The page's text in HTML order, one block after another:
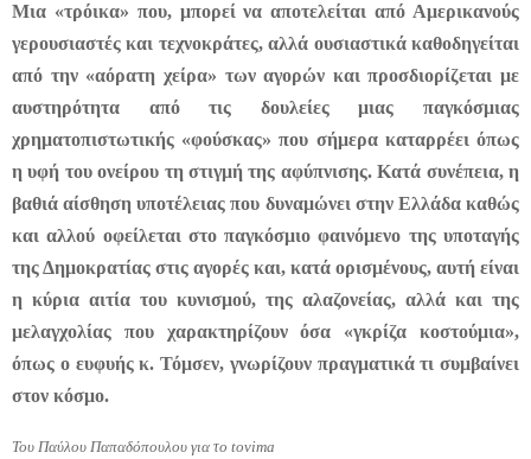
Μια «τρόικα» που, μπορεί να αποτελείται από Αμερικανούς
γερουσιαστές και τεχνοκράτες, αλλά ουσιαστικά καθοδηγείται
από την «αόρατη χείρα» των αγορών και προσδιορίζεται με
αυστηρότητα από τις δουλείες μιας παγκόσμιας
χρηματοπιστωτικής «φούσκας» που σήμερα καταρρέει όπως
η υφή του ονείρου τη στιγμή της αφύπνισης. Κατά συνέπεια, η
βαθιά αίσθηση υποτέλειας που δυναμώνει στην Ελλάδα καθώς
και αλλού οφείλεται στο παγκόσμιο φαινόμενο της υποταγής
της Δημοκρατίας στις αγορές και, κατά ορισμένους, αυτή είναι
η κύρια αιτία του κυνισμού, της αλαζονείας, αλλά και της
μελαγχολίας που χαρακτηρίζουν όσα «γκρίζα κοστούμια»,
όπως ο ευφυής κ. Τόμσεν, γνωρίζουν πραγματικά τι συμβαίνει
στον κόσμο.
Του Παύλου Παπαδόπουλου για το tovima